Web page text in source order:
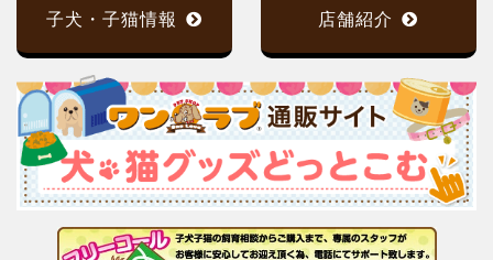
子犬・子猫情報 店舗紹介